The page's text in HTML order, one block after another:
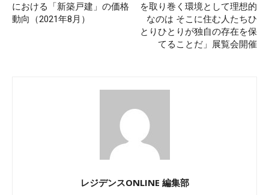
における「新築戸建」の価格
動向（2021年8月）
を取り巻く環境として理想的
なのは そこに住む人たちひ
とりひとりが独自の存在を保
てることだ」展覧会開催
レジデンスONLINE 編集部